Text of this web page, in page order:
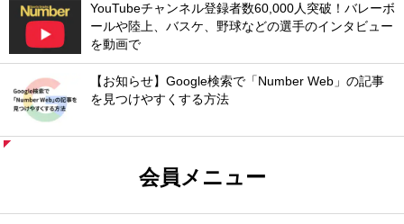
YouTubeチャンネル登録者数60,000人突破！バレーボ
ールや陸上、バスケ、野球などの選手のインタビュー
を動画で
【お知らせ】Google検索で「Number Web」の記事
を見つけやすくする方法
会員メニュー